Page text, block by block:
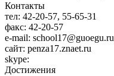
Контакты
тел: 42-20-57, 55-65-31
факс: 42-20-57
e-mail: school17@guoegu.ru
сайт: penza17.znaet.ru
skype:
Достижения